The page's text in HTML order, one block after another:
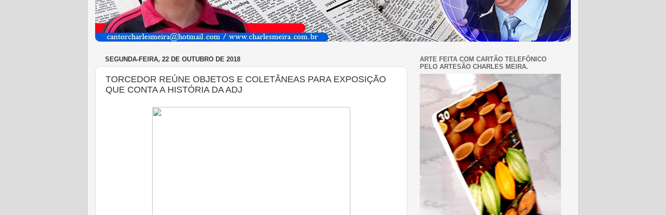
SEGUNDA-FEIRA, 22 DE OUTUBRO DE 2018
TORCEDOR REÚNE OBJETOS E COLETÂNEAS PARA EXPOSIÇÃO
QUE CONTA A HISTÓRIA DA ADJ
ARTE FEITA COM CARTÃO TELEFÔNICO
PELO ARTESÃO CHARLES MEIRA.